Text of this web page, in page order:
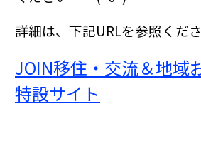
詳細は、下記URLを参照くださ
JOIN移住・交流＆地域
特設サイト